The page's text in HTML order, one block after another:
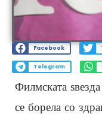
Facebook
Telegram
Филмската
се борела со